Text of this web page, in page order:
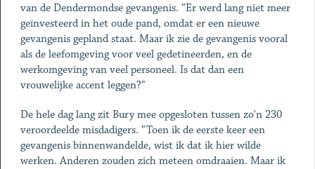
van de Dendermondse gevangenis. “Er werd lang niet meer
geïnvesteerd in het oude pand, omdat er een nieuwe
gevangenis gepland staat. Maar ik zie de gevangenis vooral
als de leefomgeving voor veel gedetineerden, en de
werkomgeving van veel personeel. Is dat dan een
vrouwelijke accent leggen?”
De hele dag lang zit Bury mee opgesloten tussen zo'n 230
veroordeelde misdadigers. “Toen ik de eerste keer een
gevangenis binnenwandelde, wist ik dat ik hier wilde
werken. Anderen zouden zich meteen omdraaien. Maar ik